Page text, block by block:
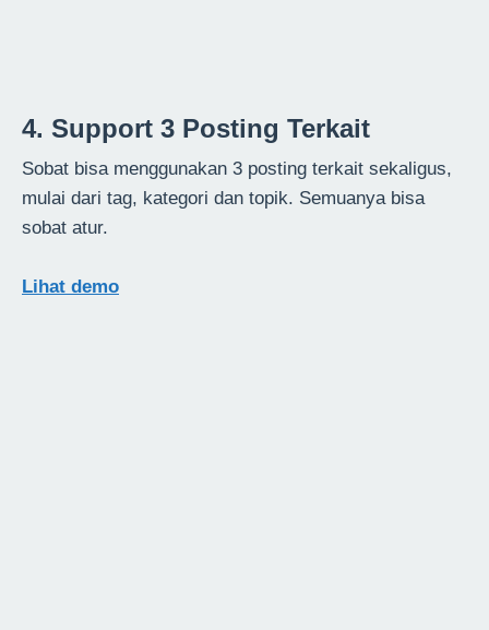
4. Support 3 Posting Terkait
Sobat bisa menggunakan 3 posting terkait sekaligus,
mulai dari tag, kategori dan topik. Semuanya bisa
sobat atur.
Lihat demo